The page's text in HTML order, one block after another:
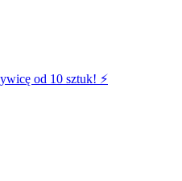
od 10 sztuk! ⚡️